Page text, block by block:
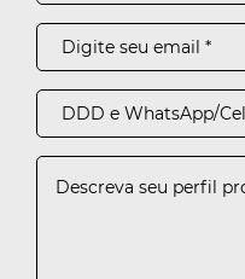
Você tem
apagar seus